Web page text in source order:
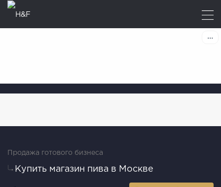
Продажа готового бизнеса
Купить магазин пива в Москве